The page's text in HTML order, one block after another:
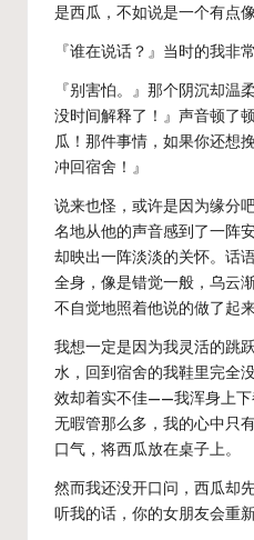
是西瓜，不如说是一个有点
『谁在说话？』当时的我非常
『别害怕。』那个阴沉却温
没时间解释了！』声音顿了
瓜！那件事情，如果你还想
冲回宿舍！』
说来也怪，或许是因为缘分
名地从他的声音感到了一阵
却映出一阵淡淡的关怀。话
全身，像是错觉一般，乌云
不自觉地照着他说的做了起
我想一定是因为我灵活的跳
水，回到宿舍的我鞋里完全
效却着实不佳——我浑身上
无暇管那么多，我的心中只
口气，将西瓜放在桌子上。
然而我还没开口问，西瓜却
听我的话，你的女朋友会重